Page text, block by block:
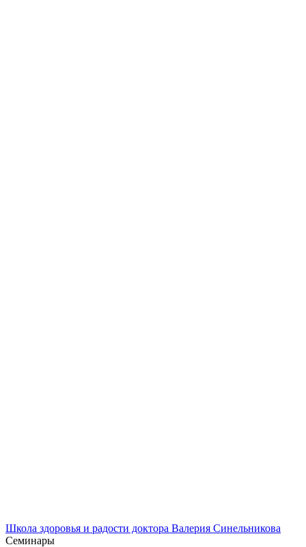
Школа здоровья и радости доктора Валерия Синельникова
Семинары